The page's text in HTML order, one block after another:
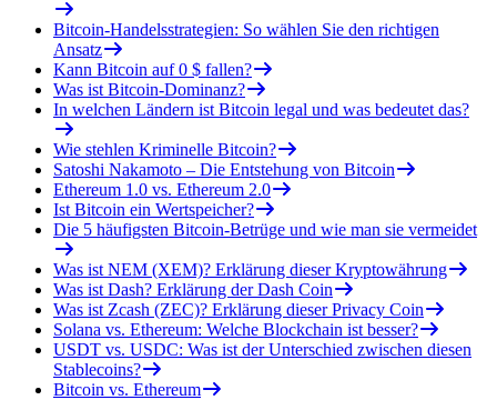
Bitcoin-Handelsstrategien: So wählen Sie den richtigen
Ansatz
Kann Bitcoin auf 0 $ fallen?
Was ist Bitcoin-Dominanz?
In welchen Ländern ist Bitcoin legal und was bedeutet das?
Wie stehlen Kriminelle Bitcoin?
Satoshi Nakamoto – Die Entstehung von Bitcoin
Ethereum 1.0 vs. Ethereum 2.0
Ist Bitcoin ein Wertspeicher?
Die 5 häufigsten Bitcoin-Betrüge und wie man sie vermeidet
Was ist NEM (XEM)? Erklärung dieser Kryptowährung
Was ist Dash? Erklärung der Dash Coin
Was ist Zcash (ZEC)? Erklärung dieser Privacy Coin
Solana vs. Ethereum: Welche Blockchain ist besser?
USDT vs. USDC: Was ist der Unterschied zwischen diesen
Stablecoins?
Bitcoin vs. Ethereum